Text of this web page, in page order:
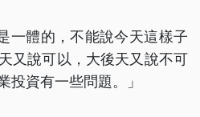
一體的，不能說今天這樣子
又說可以，大後天又說不可
投資有一些問題。」